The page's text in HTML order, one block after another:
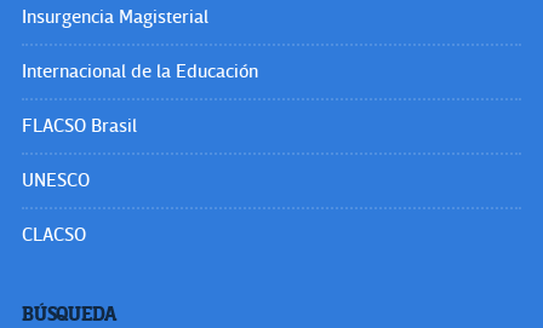
Insurgencia Magisterial
Internacional de la Educación
FLACSO Brasil
UNESCO
CLACSO
BÚSQUEDA